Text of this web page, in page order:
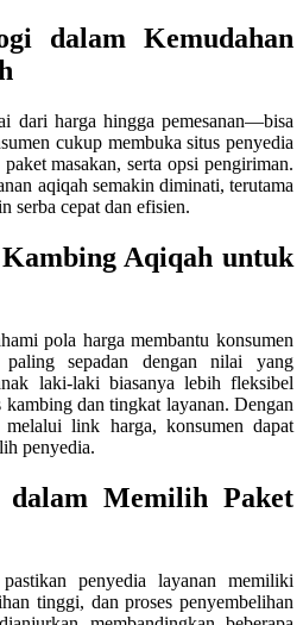
dalam Kemudahan
dari harga hingga pemesanan—bisa
cukup membuka situs penyedia
masakan, serta opsi pengiriman.
aqiqah semakin diminati, terutama
serba cepat dan efisien.
Aqiqah untuk
pola harga membantu konsumen
paling sepadan dengan nilai yang
laki-laki biasanya lebih fleksibel
kambing dan tingkat layanan. Dengan
link harga, konsumen dapat
penyedia.
dalam Memilih Paket
penyedia layanan memiliki
tinggi, dan proses penyembelihan